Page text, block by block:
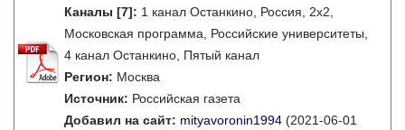
Каналы [7]: 1 канал Останкино, Россия, 2х2,
Московская программа, Российские университеты,
4 канал Останкино, Пятый канал
Регион: Москва
Источник: Российская газета
Добавил на сайт: mityavoronin1994 (2021-06-01